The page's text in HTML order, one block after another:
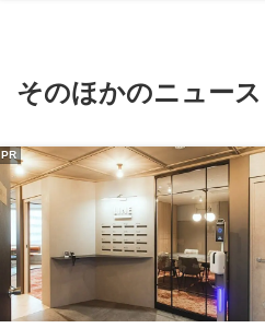
そのほかのニュース
PR